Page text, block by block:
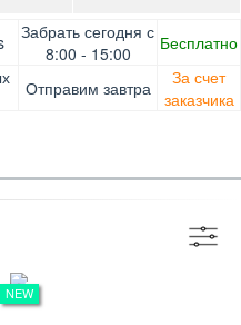
Забрать сегодня с
8:00 - 15:00
Бесплатно
Отправим завтра
За счет
заказчика
Картой онлайн, Google
лиц, Безналичными
Pay, Mastercard, Visa
в течение 14 дней.
NEW